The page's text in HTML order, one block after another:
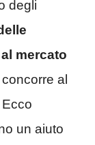
degli
mercato
al
un aiuto